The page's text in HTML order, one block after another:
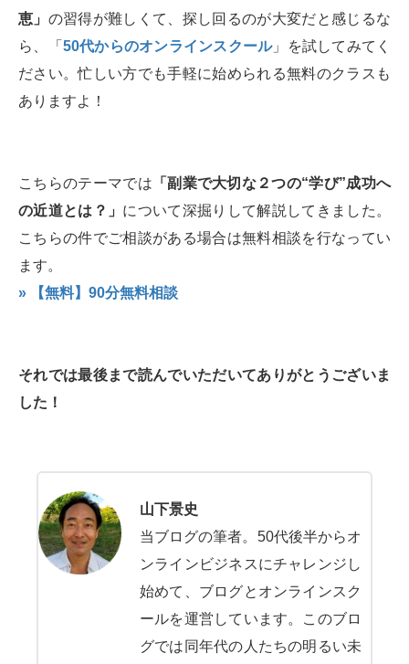
恵」 の習得が難しくて、探し回るのが大変だと感じるな
ら、「 50代からのオンラインスクール」を試してみてく
ださい。忙しい方でも手軽に始められる無料のクラスも
ありますよ！
こちらのテーマでは 「副業で大切な２つの“学び”成功へ
の近道とは？」 について深掘りして解説してきました。
こちらの件でご相談がある場合は無料相談を行なってい
ます。
» 【無料】90分無料相談
それでは最後まで読んでいただいてありがとうございま
した！
山下景史
当ブログの筆者。50代後半からオ
ンラインビジネスにチャレンジし
始めて、ブログとオンラインスク
ールを運営しています。このブロ
グでは同年代の人たちの明るい未